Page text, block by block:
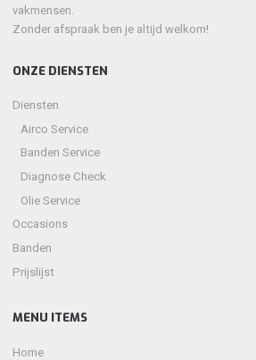
vakmensen.
Zonder afspraak ben je altijd welkom!
ONZE DIENSTEN
Diensten
Airco Service
Banden Service
Diagnose Check
Olie Service
Occasions
Banden
Prijslijst
MENU ITEMS
Home